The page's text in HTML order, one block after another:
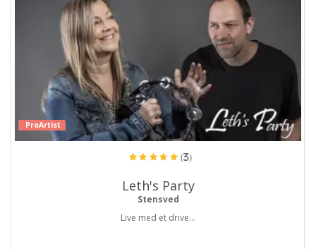
ProArtist
(3)
Leth's Party
Stensved
Live med et drive...